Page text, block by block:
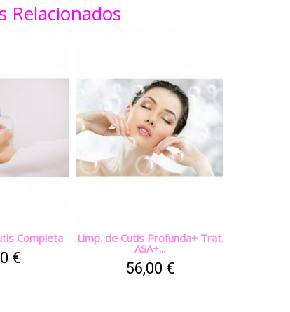
Relacionados
Completa
€
Limp. de Cutis Profunda+ Trat.
ASA+...
56,00 €